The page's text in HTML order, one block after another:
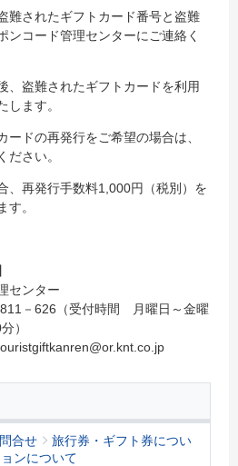
難されたギフトカード番号と盗難
ンコード管理センターにご連絡く
、盗難されたギフトカードを利用
します。
ードの再発行をご希望の場合は、
ださい。
、再発行手数料1,000円（税別）を
す。
センター
－626（受付時間 月曜日～金曜
）
合せ
旅行券・ギフト券につい
ンについて